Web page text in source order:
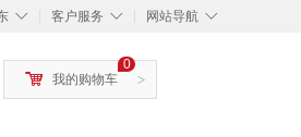
◇ ◇
客户服务 ◇
网站导航
>
0
我的购物车